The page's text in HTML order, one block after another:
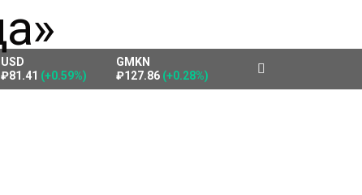
USD
₽81.41 (+0.59%)
GMKN
₽127.86 (+0.28%)